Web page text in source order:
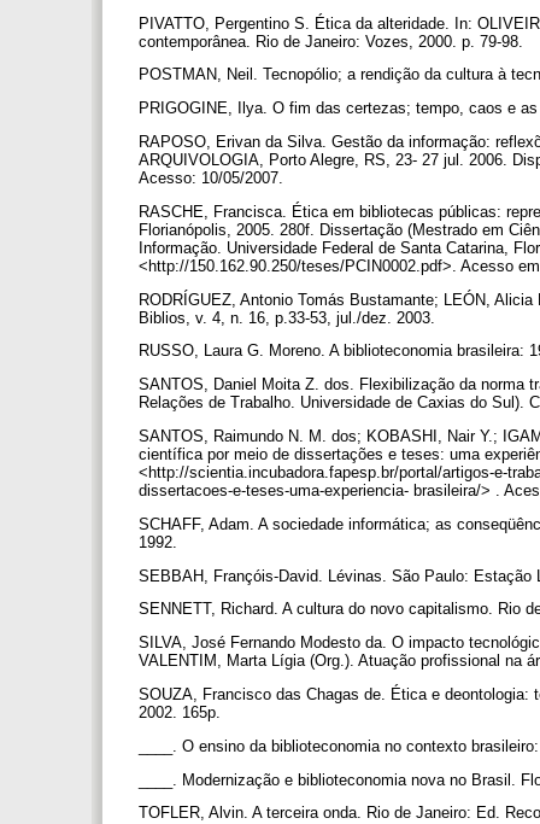
PIVATTO, Pergentino S. Ética da alteridade. In:
contemporânea. Rio de Janeiro: Vozes, 2000. p. 79-98.
POSTMAN, Neil. Tecnopólio; a rendição da cultura à
PRIGOGINE, Ilya. O fim das certezas; tempo, caos e
RAPOSO, Erivan da Silva. Gestão da informação:
ARQUIVOLOGIA, Porto Alegre, RS, 23- 27 jul. 2006.
Acesso: 10/05/2007.
RASCHE, Francisca. Ética em bibliotecas públicas:
Florianópolis, 2005. 280f. Dissertação (Mestrado em
Informação. Universidade Federal de Santa Catarina,
<http://150.162.90.250/teses/PCIN0002.pdf>. Acesso
RODRÍGUEZ, Antonio Tomás Bustamante; LEÓN,
Biblios, v. 4, n. 16, p.33-53, jul./dez. 2003.
RUSSO, Laura G. Moreno. A biblioteconomia brasileira:
SANTOS, Daniel Moita Z. dos. Flexibilização da norma
Relações de Trabalho. Universidade de Caxias do Sul).
SANTOS, Raimundo N. M. dos; KOBASHI, Nair Y.;
científica por meio de dissertações e teses: uma
<http://scientia.incubadora.fapesp.br/portal/artigos-e-
dissertacoes-e-teses-uma-experiencia- brasileira/> .
SCHAFF, Adam. A sociedade informática; as
1992.
SEBBAH, Françóis-David. Lévinas. São Paulo: Estação
SENNETT, Richard. A cultura do novo capitalismo. Rio
SILVA, José Fernando Modesto da. O impacto
VALENTIM, Marta Lígia (Org.). Atuação profissional na
SOUZA, Francisco das Chagas de. Ética e
2002. 165p.
____. O ensino da biblioteconomia no contexto
____. Modernização e biblioteconomia nova no Brasil.
TOFLER, Alvin. A terceira onda. Rio de Janeiro: Ed.